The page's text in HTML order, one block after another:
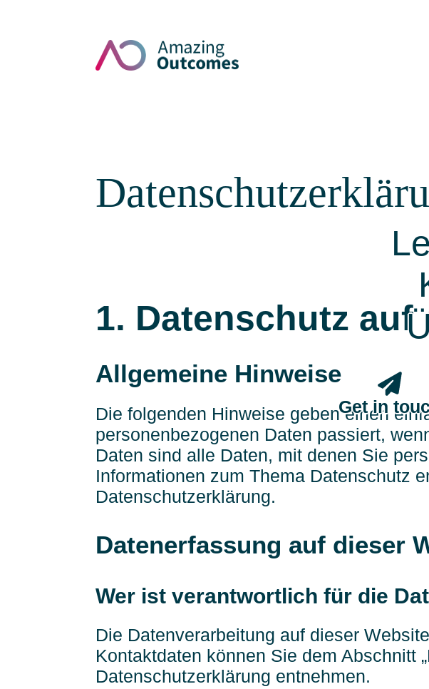
Get in
1. Datenschutz
Allgemeine Hinweise
Die folgenden Hinweise geben einen
personenbezogenen Daten passiert,
Daten sind alle Daten, mit denen Sie
Informationen zum Thema Datenschutz
Datenschutzerklärung.
Datenerfassung auf dieser
Wer ist verantwortlich für die
Die Datenverarbeitung auf dieser
Kontaktdaten können Sie dem Abschnitt
Datenschutzerklärung entnehmen.